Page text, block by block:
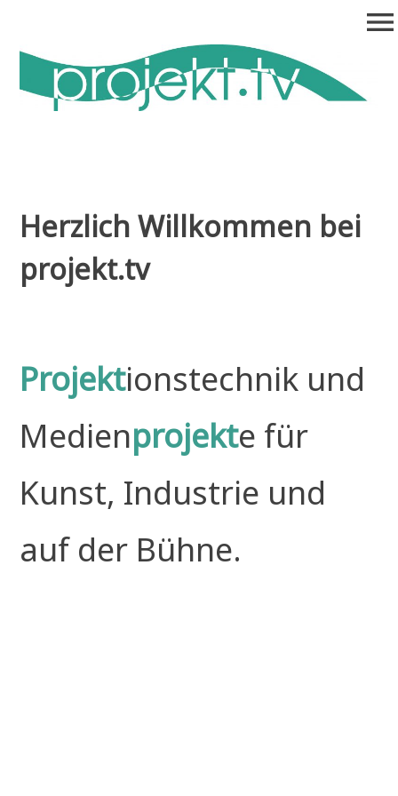
springen
menu
Herzlich Willkommen bei
projekt.tv
Projektionstechnik und
Medienprojekte für
Kunst, Industrie und
auf der Bühne.